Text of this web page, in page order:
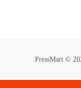
PressMart ©